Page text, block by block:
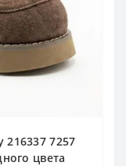
7257
цвета